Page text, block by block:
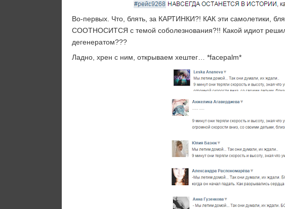
Во-первых. Что, блять, за КАРТИНКИ?! КАК эти самолетики,
СООТНОСИТСЯ с темой соболезнования?!! Какой идиот решил
дегенератом???
Ладно, хрен с ним, открываем хештег… *facepalm*